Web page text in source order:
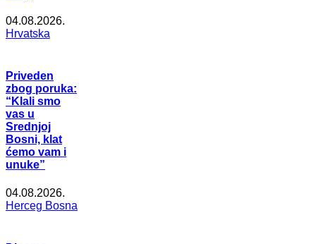
04.08.2026.
Hrvatska
Priveden
zbog poruka:
“Klali smo
vas u
Srednjoj
Bosni, klat
ćemo vam i
unuke”
04.08.2026.
Herceg Bosna